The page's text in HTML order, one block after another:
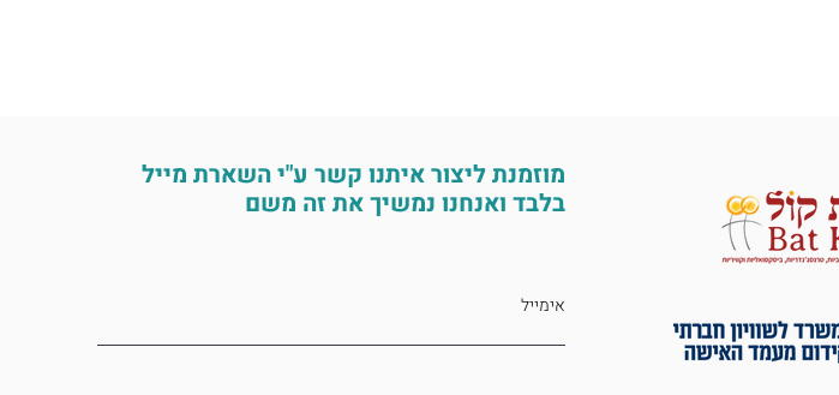
מוזמנת ליצור איתנו קשר ע"י השארת מייל
בלבד ואנחנו נמשיך את זה משם